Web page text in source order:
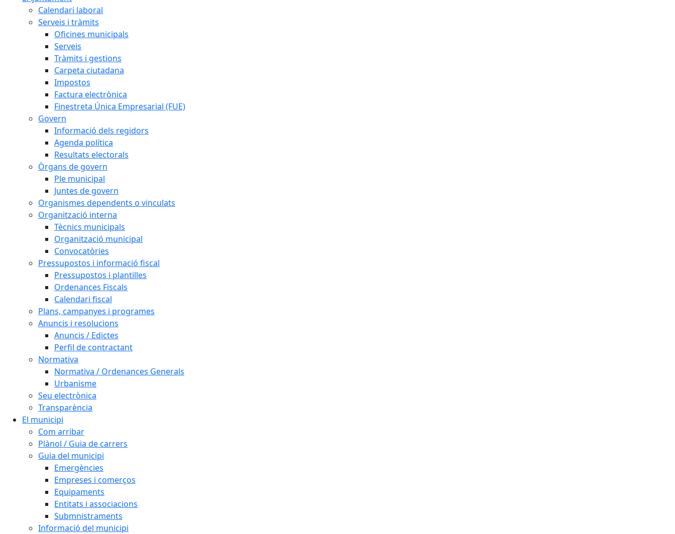
Calendari laboral
Serveis i tràmits
Oficines municipals
Serveis
Tràmits i gestions
Carpeta ciutadana
Impostos
Factura electrònica
Finestreta Única Empresarial (FUE)
Govern
Informació dels regidors
Agenda política
Resultats electorals
Òrgans de govern
Ple municipal
Juntes de govern
Organismes dependents o vinculats
Organització interna
Tècnics municipals
Organització municipal
Convocatòries
Pressupostos i informació fiscal
Pressupostos i plantilles
Ordenances Fiscals
Calendari fiscal
Plans, campanyes i programes
Anuncis i resolucions
Anuncis / Edictes
Perfil de contractant
Normativa
Normativa / Ordenances Generals
Urbanisme
Seu electrònica
Transparència
El municipi
Com arribar
Plànol / Guia de carrers
Guia del municipi
Emergències
Empreses i comerços
Equipaments
Entitats i associacions
Submnistraments
Informació del municipi